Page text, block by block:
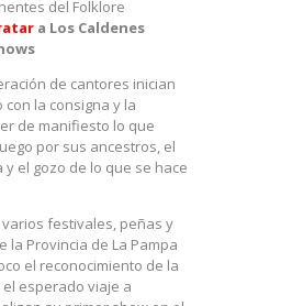
del Folklore
a Los Caldenes
de cantores inician
la consigna y la
de manifiesto lo que
por sus ancestros, el
y el gozo de lo que se hace
festivales, peñas y
la Provincia de La Pampa
el reconocimiento de la
esperado viaje a